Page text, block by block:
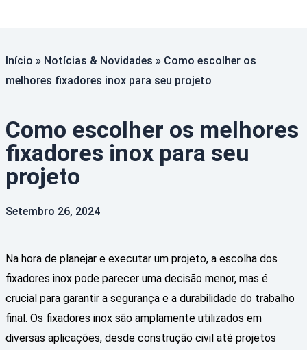
Início » Notícias & Novidades » Como escolher os
melhores fixadores inox para seu projeto
Como escolher os melhores
fixadores inox para seu
projeto
Setembro 26, 2024
Na hora de planejar e executar um projeto, a escolha dos
fixadores inox pode parecer uma decisão menor, mas é
crucial para garantir a segurança e a durabilidade do trabalho
final. Os fixadores inox são amplamente utilizados em
diversas aplicações, desde construção civil até projetos